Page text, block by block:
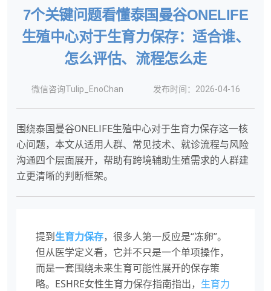
7个关键问题看懂泰国曼谷ONELIFE
生殖中心对于生育力保存：适合谁、
怎么评估、流程怎么走
微信咨询Tulip_EnoChan 发布时间：2026-04-16
围绕泰国曼谷ONELIFE生殖中心对于生育力保存这一核
心问题，本文从适用人群、常见技术、就诊流程与风险
沟通四个层面展开，帮助有跨境辅助生殖需求的人群建
立更清晰的判断框架。
提到生育力保存，很多人第一反应是“冻卵”。
但从医学定义看，它并不只是一个单项操作，
而是一套围绕未来生育可能性展开的保存策
略。ESHRE女性生育力保存指南指出， 生育力